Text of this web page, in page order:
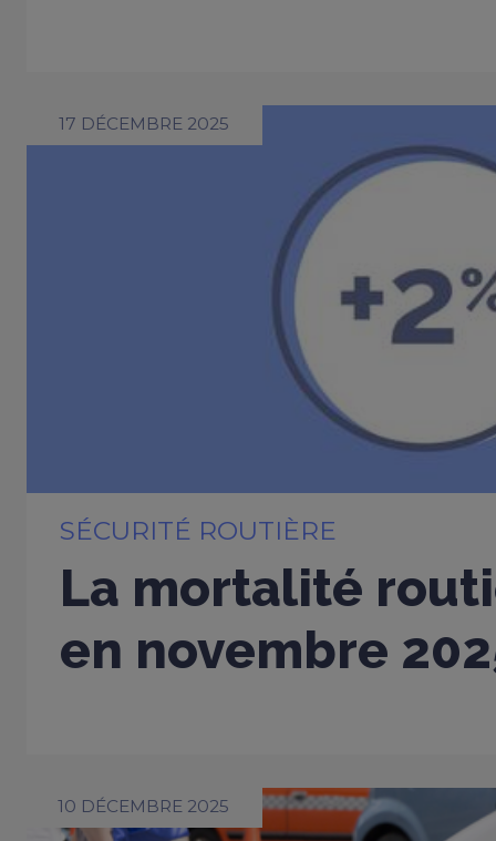
17 DÉCEMBRE 2025
SÉCURITÉ ROUTIÈRE
La mortalité
en novembre
10 DÉCEMBRE 2025